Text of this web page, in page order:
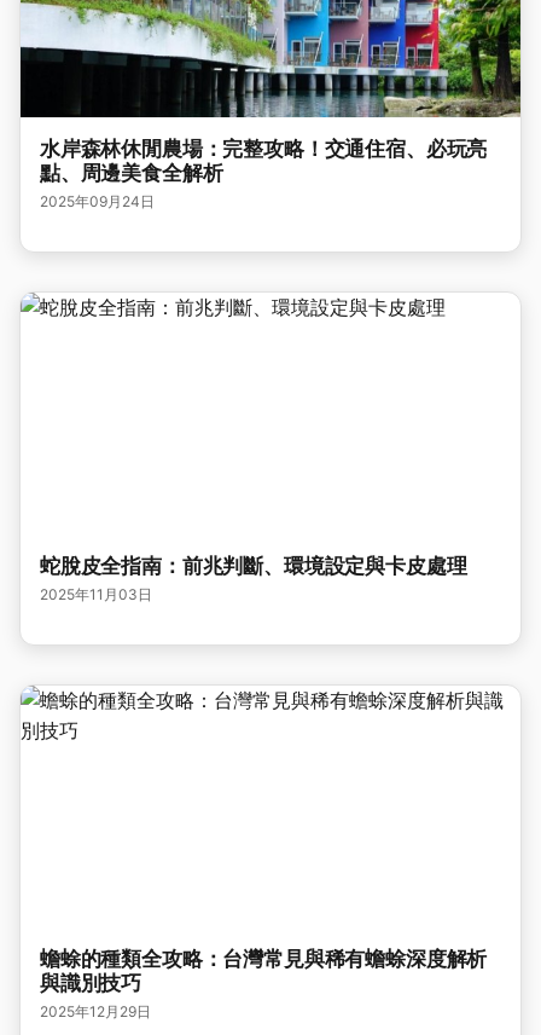
水岸森林休閒農場：完整攻略！交通住宿、必玩亮
點、周邊美食全解析
2025年09月24日
蛇脫皮全指南：前兆判斷、環境設定與卡皮處理
2025年11月03日
蟾蜍的種類全攻略：台灣常見與稀有蟾蜍深度解析
與識別技巧
2025年12月29日